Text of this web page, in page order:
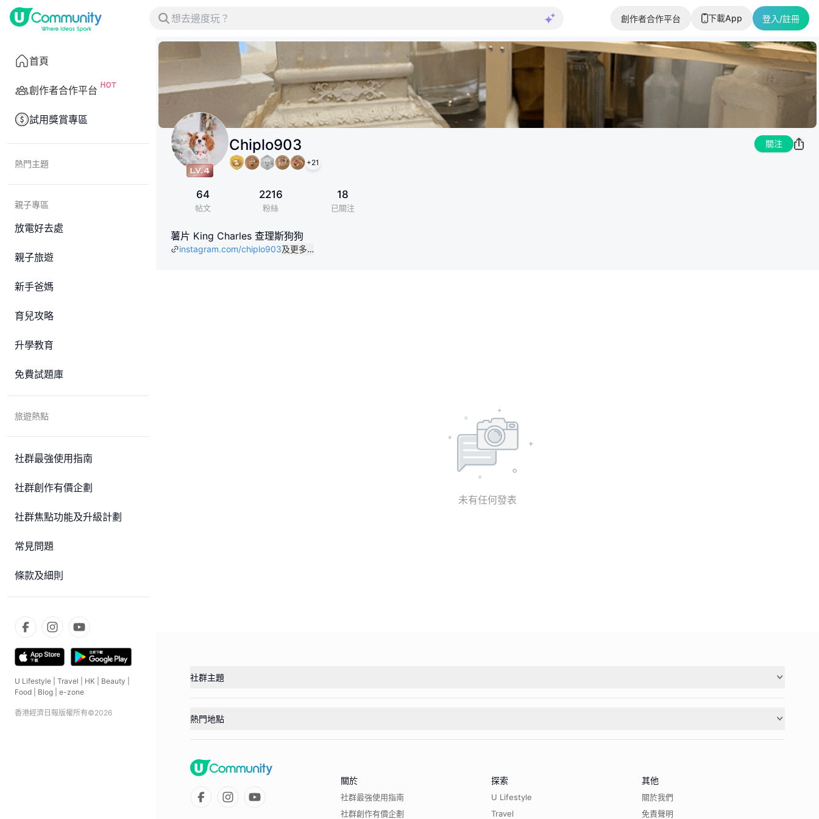
創作者合作平台 下載App 登入/註冊
首頁
創作者合作平台
試用獎賞專區
熱門主題
親子專區
放電好去處
親子旅遊
新手爸媽
育兒攻略
升學教育
免費試題庫
旅遊熱點
社群最強使用指南
社群創作有價企劃
社群焦點功能及升級計劃
常見問題
條款及細則
U Lifestyle Travel HK Beauty
Food
Blog e-zone
香港經濟日報版權所有©2026
Chiplo903
+21
關注
64
帖文
2216
粉絲
18
已關注
薯片 King Charles 查理斯狗狗
instagram.com/chiplo903及更多…
未有任何發表
社群主題
熱門地點
關於
社群最強使用指南
社群創作有價企劃
探索
U Lifestyle
Travel
其他
關於我們
免責聲明